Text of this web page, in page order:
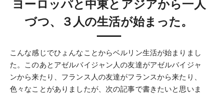
ヨーロッパと中東とアジアから一人
づつ、３人の生活が始まった。
こんな感じでひょんなことからベルリン生活が始まりまし
た。このあとアゼルバイジャン人の友達がアゼルバイジャ
ンから来たり、フランス人の友達がフランスから来たり、
色々なことがありましたが、次の記事で書きたいと思いま